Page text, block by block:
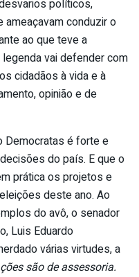
políticos,
conduzir o
ao que teve a
vai defender com
cidadãos à vida e à
opinião e de
Democratas é forte e
do país. E que o
prática os projetos e
deste ano. Ao
do avô, o senador
Luis Eduardo
várias virtudes, a
são de assessoria.